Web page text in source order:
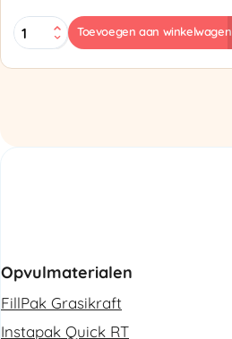
MINI
PAK'R
Toevoegen aan winkelwagen
Opvulmaterialen
FillPak Grasikraft
Instapak Quick RT